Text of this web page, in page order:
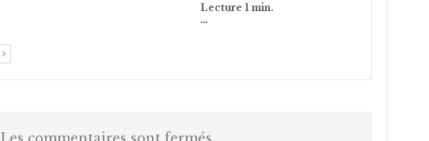
…
Les commentaires sont fermés.